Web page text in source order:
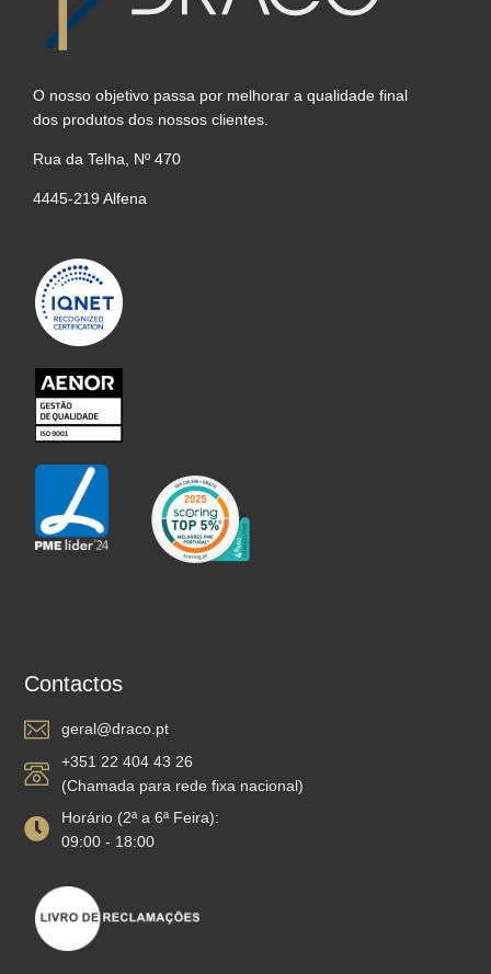
O nosso objetivo passa por melhorar a qualidade final
dos produtos dos nossos clientes.
Rua da Telha, Nº 470
4445-219 Alfena
Contactos
geral@draco.pt
+351 22 404 43 26
(Chamada para rede fixa nacional)
Horário (2ª a 6ª Feira):
09:00 - 18:00